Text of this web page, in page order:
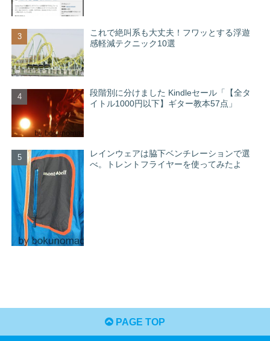
これで絶叫系も大丈夫！フワッとする浮遊
感軽減テクニック10選
段階別に分けました Kindleセール「【全タ
イトル1000円以下】ギター教本57点」
レインウェアは脇下ベンチレーションで選
べ。トレントフライヤーを使ってみたよ
PAGE TOP